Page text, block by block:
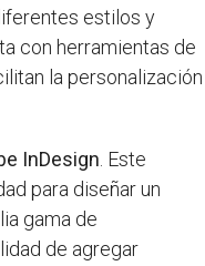
estilos y
con herramientas de
la personalización
InDesign . Este
para diseñar un
gama de
de agregar